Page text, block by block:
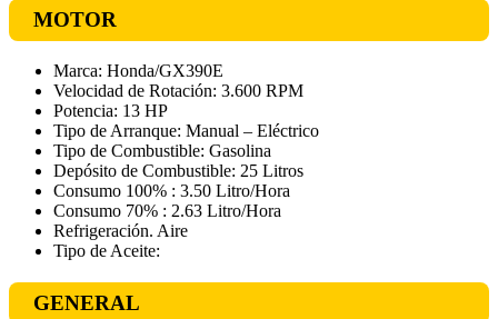
MOTOR
Marca: Honda/GX390E
Velocidad de Rotación: 3.600 RPM
Potencia: 13 HP
Tipo de Arranque: Manual – Eléctrico
Tipo de Combustible: Gasolina
Depósito de Combustible: 25 Litros
Consumo 100% : 3.50 Litro/Hora
Consumo 70% : 2.63 Litro/Hora
Refrigeración. Aire
Tipo de Aceite:
GENERAL